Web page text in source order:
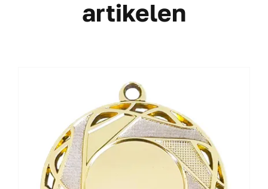
artikelen